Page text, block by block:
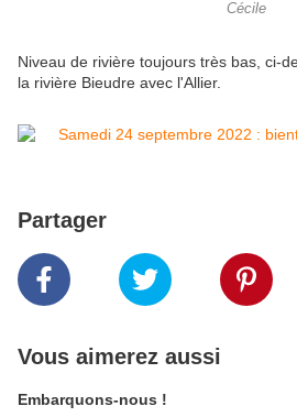
Cécile
Niveau de rivière toujours très bas, ci-
la rivière Bieudre avec l'Allier.
Partager
Vous aimerez aussi
Embarquons-nous !